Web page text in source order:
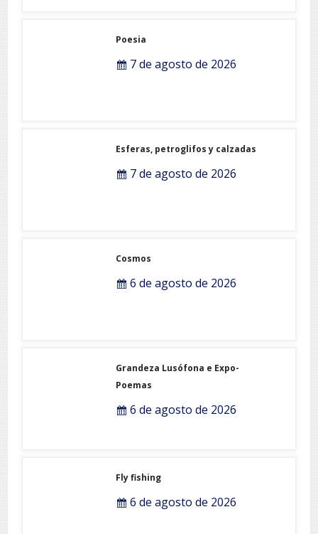
Poesia
7 de agosto de 2026
Esferas, petroglifos y calzadas
7 de agosto de 2026
Cosmos
6 de agosto de 2026
Grandeza Lusófona e Expo-
Poemas
6 de agosto de 2026
Fly fishing
6 de agosto de 2026